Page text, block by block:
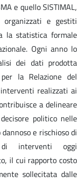
e quello SISTIMAL,
e gestiti
la statistica formale
Ogni anno lo
dei dati prodotta
per la Relazione del
realizzati ai
a delineare
politico nelle
e rischioso di
di interventi oggi
il cui rapporto costo
sollecitata dalle